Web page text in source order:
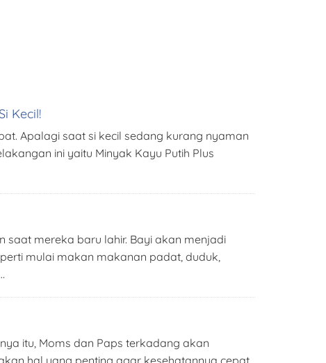
Kecil!
Apalagi saat si kecil sedang kurang nyaman
ini yaitu Minyak Kayu Putih Plus
saat mereka baru lahir. Bayi akan menjadi
mulai makan makanan padat, duduk,
itu, Moms dan Paps terkadang akan